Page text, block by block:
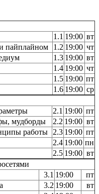
1.1 19:00 вт
пайплайном 1.2 19:00 чт
1.3 19:00 вт
1.4 19:00 чт
1.5 19:00 пт
1.6 19:00 ср
2.1 19:00 пт
мудборды 2.2 19:00 вт
работы 2.3 19:00 пт
2.4 19:00 пн
2.5 19:00 вт
3.1 19:00
пт
3.2 19:00
вт